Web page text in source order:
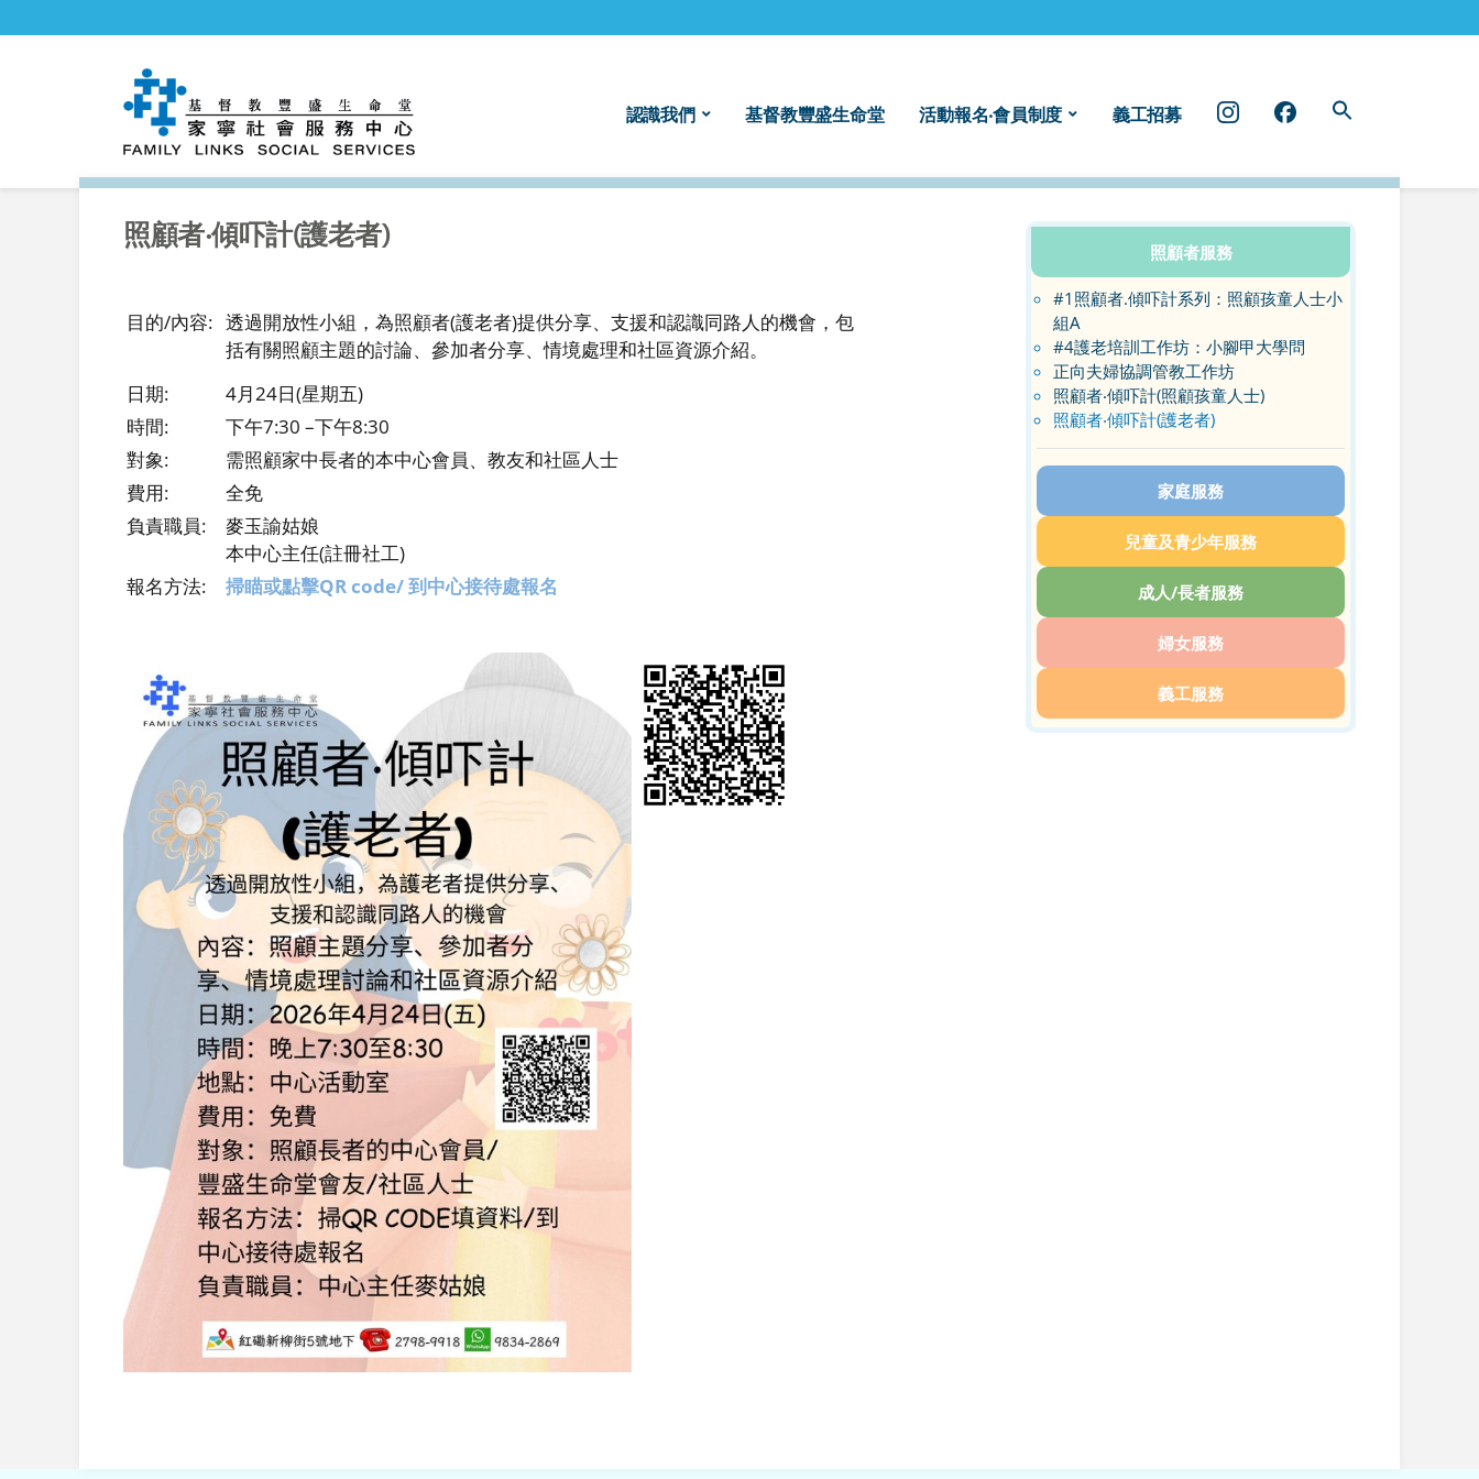
認識我們 基督教豐盛生命堂 活動報名‧會員制度 義工招募 instragramfacebook
照顧者‧傾吓計(護老者)
目的/內容: 透過開放性小組，為照顧者(護老者)提供分享、支援和認識同路人的機會，包
括有關照顧主題的討論、參加者分享、情境處理和社區資源介紹。
日期:
4月24日(星期五)
時間:
下午7:30 –下午8:30
對象:
需照顧家中長者的本中心會員、教友和社區人士
費用:
全免
負責職員:
麥玉諭姑娘
本中心主任(註冊社工)
報名方法:
掃瞄或點擊QR code/ 到中心接待處報名
照顧者服務
#1照顧者.傾吓計系列：照顧孩童人士小
組A
#4護老培訓工作坊：小腳甲大學問
正向夫婦協調管教工作坊
照顧者‧傾吓計(照顧孩童人士)
照顧者‧傾吓計(護老者)
家庭服務
兒童及青少年服務
成人/長者服務
婦女服務
義工服務